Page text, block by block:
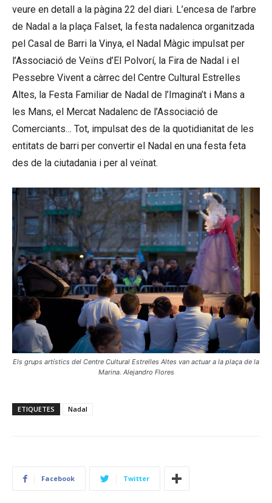
veure en detall a la pàgina 22 del diari. L’encesa de l’arbre
de Nadal a la plaça Falset, la festa nadalenca organitzada
pel Casal de Barri la Vinya, el Nadal Màgic impulsat per
l’Associació de Veïns d’El Polvorí, la Fira de Nadal i el
Pessebre Vivent a càrrec del Centre Cultural Estrelles
Altes, la Festa Familiar de Nadal de l’Imagina’t i Mans a
les Mans, el Mercat Nadalenc de l’Associació de
Comerciants… Tot, impulsat des de la quotidianitat de les
entitats de barri per convertir el Nadal en una festa feta
des de la ciutadania i per al veïnat.
Els grups artístics del Centre Cultural Estrelles Altes van actuar a la plaça de la
Marina. Alejandro Flores
ETIQUETES Nadal
Facebook Twitter